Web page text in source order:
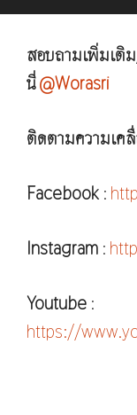
สอบถามเพิ่มเติ
นี่@Worasri
ติดตามความเค
Facebook :
Instagram :
Youtube :
https://